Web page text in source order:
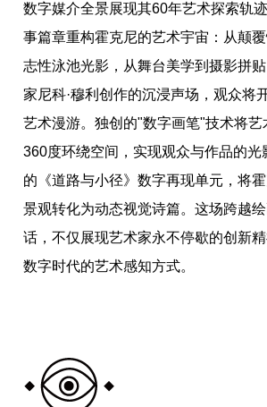
数字媒介全景展现其60年艺术探索轨
事篇章重构霍克尼的艺术宇宙：从颠
志性泳池光影，从舞台美学到摄影拼
家尼科·穆利创作的沉浸声场，观众将
艺术漫游。独创的"数字画笔"技术将艺
360度环绕空间，实现观众与作品的光
的《道路与小径》数字再现单元，将
景观转化为动态视觉诗篇。这场跨越
话，不仅展现艺术家永不停歇的创新
数字时代的艺术感知方式。